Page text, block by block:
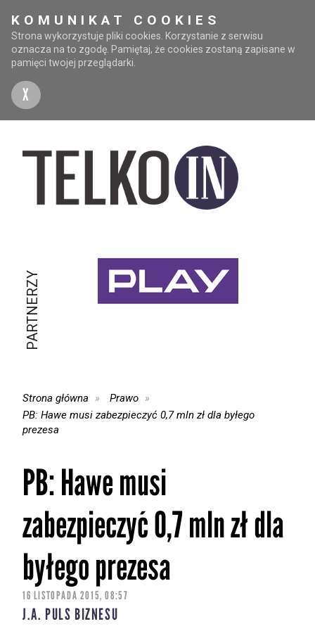
KOMUNIKAT COOKIES
Strona wykorzystuje pliki cookies. Korzystanie z serwisu
oznacza na to zgodę. Pamiętaj, że cookies zostaną zapisane w
pamięci twojej przeglądarki.
X
PARTNERZY
Strona główna
Prawo
PB: Hawe musi zabezpieczyć 0,7 mln zł dla byłego
prezesa
PB: Hawe musi
zabezpieczyć 0,7 mln zł dla
byłego prezesa
16 LISTOPADA 2015, 08:57
J.A. PULS BIZNESU